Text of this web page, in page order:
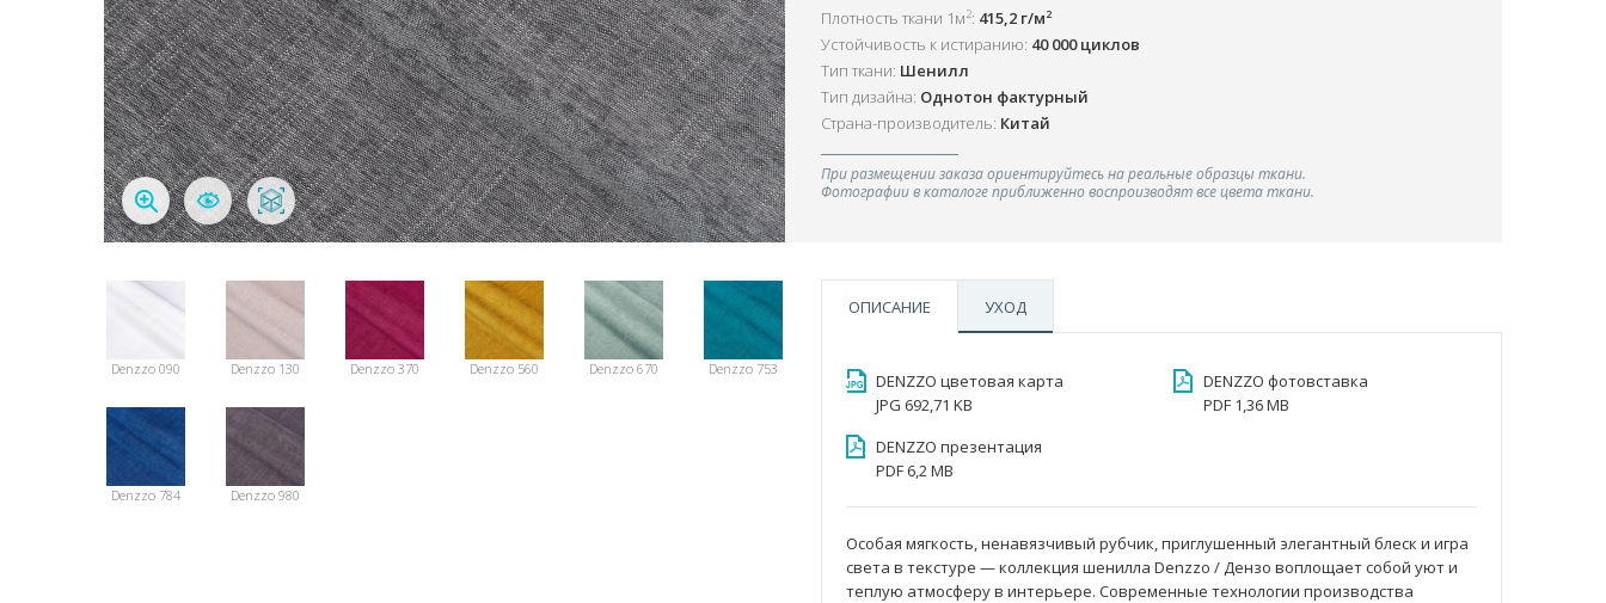
Denzzo 090 Denzzo 130 Denzzo 370 Denzzo 560 Denzzo 670 Denzzo 753
Denzzo 784 Denzzo 980
Плотность ткани 1м2: 415,2 г/м2
Устойчивость к истиранию: 40 000 циклов
Тип ткани: Шенилл
Тип дизайна: Однотон фактурный
Страна-производитель: Китай
При размещении заказа ориентируйтесь на реальные образцы ткани.
Фотографии в каталоге приближенно воспроизводят все цвета ткани.
ОПИСАНИЕ УХОД
DENZZO цветовая карта
JPG 692,71 KB
DENZZO фотовставка
PDF 1,36 MB
DENZZO презентация
PDF 6,2 MB
Особая мягкость, ненавязчивый рубчик, приглушенный элегантный блеск и игра
света в текстуре — коллекция шенилла Denzzo / Дензо воплощает собой уют и
теплую атмосферу в интерьере. Современные технологии производства